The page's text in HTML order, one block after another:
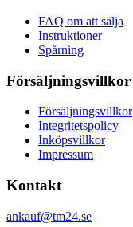
FAQ om att sälja
Instruktioner
Spårning
Försäljningsvillkor
Försäljningsvillkor
Integritetspolicy
Inköpsvillkor
Impressum
Kontakt
ankauf@tm24.se